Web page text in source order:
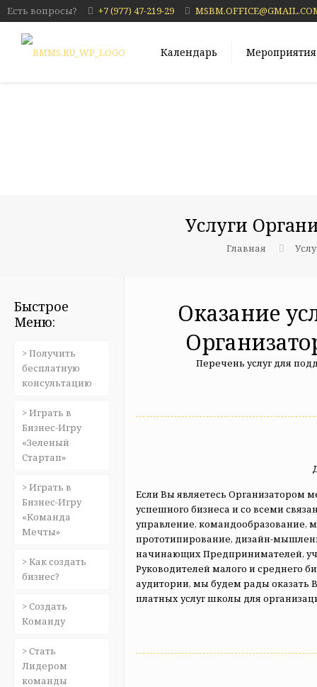
Есть вопросы? +7 (977) 47-219-29
Календарь Мероприятия
Услуги
Главная
Оказание
Перечень услуг для
Если Вы являетесь Организатором
успешного бизнеса и со всеми
управление, командообразование,
прототипирование, дизайн-
начинающих Предпринимателей,
Руководителей малого и среднего
аудитории, мы будем рады оказать
платных услуг школы для
Быстрое
Меню:
> Получить
бесплатную
консультацию
> Играть в
Бизнес-Игру
«Зеленый
Стартап»
> Играть в
Бизнес-Игру
«Команда
Мечты»
> Как создать
бизнес?
> Создать
Команду
> Стать
Лидером
команды